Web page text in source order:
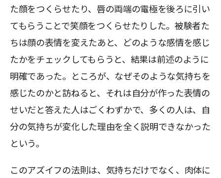
た顔をつくらせたり、唇の両端の電極を後ろに引い
てもらうことで笑顔をつくらせたりした。被験者た
ちは顔の表情を変えたあと、どのような感情を感じ
たかをチェックしてもらうと、結果は前述のように
明確であった。ところが、なぜそのような気持ちを
感じたのかと訪ねると、それは自分が作った表情の
せいだと答えた人はごくわずかで、多くの人は、自
分の気持ちが変化した理由を全く説明できなかった
という。
このアズイフの法則は、気持ちだけでなく、肉体に